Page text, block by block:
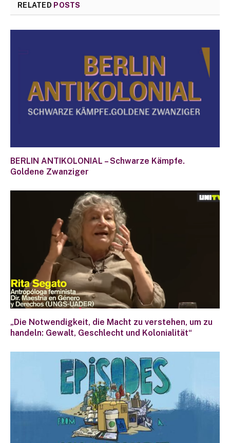
RELATED POSTS
BERLIN ANTIKOLONIAL – Schwarze Kämpfe.
Goldene Zwanziger
„Die Notwendigkeit, die Macht zu verstehen, um zu
handeln: Gewalt, Geschlecht und Kolonialität“